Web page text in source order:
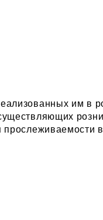
им в розничной